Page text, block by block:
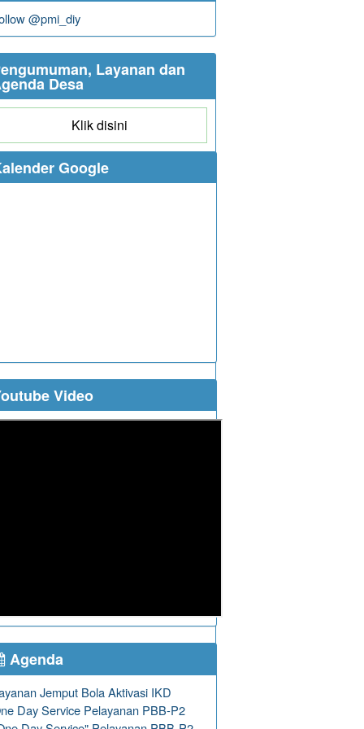
@pmi_diy
Layanan dan
Desa
Klik disini
Google
Video
Agenda
Jemput Bola Aktivasi IKD
Day Service Pelayanan PBB-P2